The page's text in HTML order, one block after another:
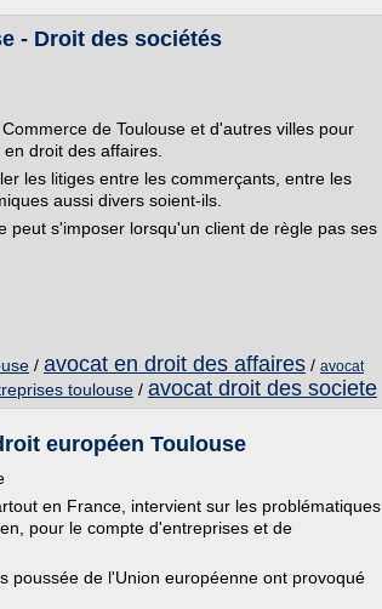
- Droit des sociétés
de Toulouse et d'autres villes pour
droit des affaires.
les litiges entre les commerçants, entre les
aussi divers soient-ils.
peut s'imposer lorsqu'un client de règle pas ses
/ avocat en droit des affaires / avocat
toulouse / avocat droit des societe
européen Toulouse
en France, intervient sur les problématiques
pour le compte d'entreprises et de
poussée de l'Union européenne ont provoqué